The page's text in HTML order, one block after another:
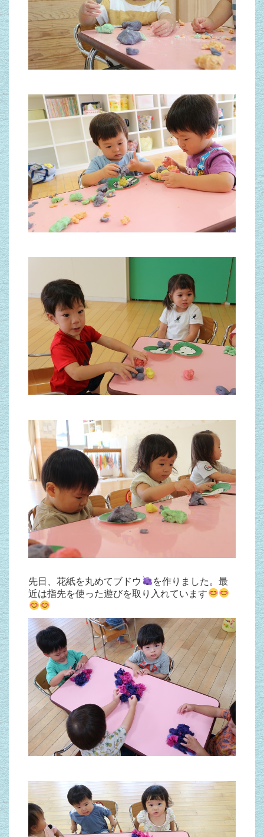
先日、花紙を丸めてブドウ
を作りました。最
近は指先を使った遊びを取り入れています